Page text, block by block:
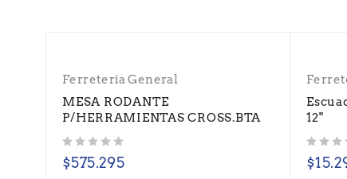
Ferretería General
MESA RODANTE
P/HERRAMIENTAS CROSS.BTA
$575.295
12"
$